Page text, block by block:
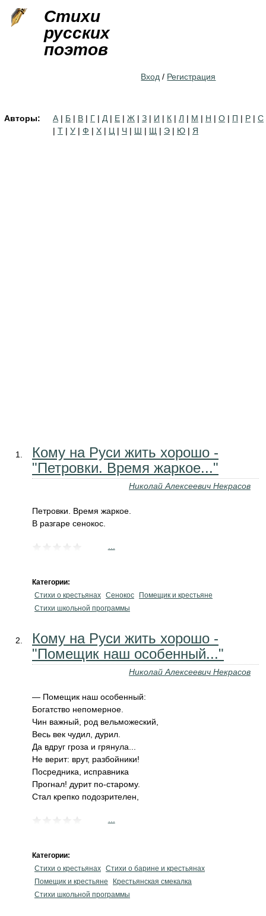
Стихи
русских
поэтов
Вход / Регистрация
Авторы: А | Б | В | Г | Д | Е | Ж | З | И | К | Л | М | Н | О | П | Р | С
| Т | У | Ф | Х | Ц | Ч | Ш | Щ | Э | Ю | Я
Кому на Руси жить хорошо -
"Петровки. Время жаркое..."
Николай Алексеевич Некрасов
Петровки. Время жаркое.
В разгаре сенокос.
Категории:
Стихи о крестьянах Сенокос
Помещик и крестьяне
Стихи школьной программы
Кому на Руси жить хорошо -
"Помещик наш особенный..."
Николай Алексеевич Некрасов
— Помещик наш особенный:
Богатство непомерное.
Чин важный, род вельможеский,
Весь век чудил, дурил.
Да вдруг гроза и грянула...
Не верит: врут, разбойники!
Посредника, исправника
Прогнал! дурит по-старому.
Стал крепко подозрителен,
Категории:
Стихи о крестьянах Стихи о барине и крестьянах
Помещик и крестьяне
Крестьянская смекалка
Стихи школьной программы